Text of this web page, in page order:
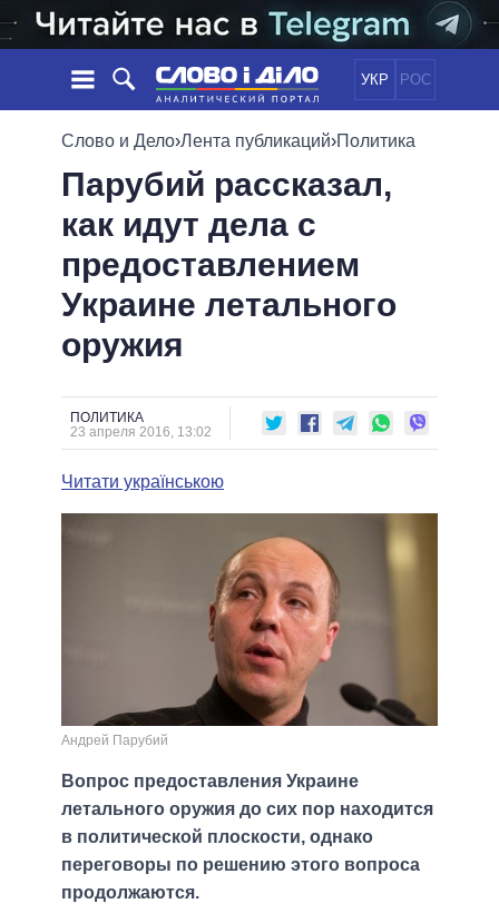
УКР РОС
НОВОСТИ
ЛЕНТА
СОБЫТИЯ
СТАТЬИ
МНЕНИЯ
ОБЗОРЫ
ДАЙДЖЕСТЫ
ПОЛИТИКА
ЭКОНОМИКА
ОБЩЕСТВО
ОБЕЩАНИЯ
ПОЛИТИКИ
ВСЕ ПОЛИТИКИ
ПРЕЗИДЕНТ И ОФИС
ВЕРХОВНАЯ РАДА
ГЛАВЫ ОБЛАДМИНИСТРАЦИЙ
МЭРЫ
ВСЕ ПЕРСОНЫ
СРАВНЕНИЕ ПОЛИТИКОВ
Слово и Дело›Лента публикаций›Политика
Парубий рассказал,
как идут дела с
предоставлением
Украине летального
оружия
ПОЛИТИКА
23 апреля 2016, 13:02
Читати українською
Андрей Парубий
Вопрос предоставления Украине
летального оружия до сих пор находится
в политической плоскости, однако
переговоры по решению этого вопроса
продолжаются.